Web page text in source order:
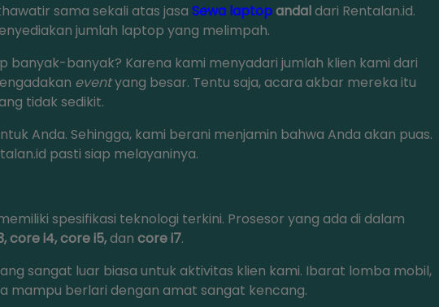
sama sekali atas jasa Sewa laptopandaldari Rentalan.id.
jumlah laptop yang melimpah.
banyak? Karena kami menyadari jumlah klien kami dari
eventyang besar. Tentu saja, acara akbar mereka itu
tidak sedikit.
Anda. Sehingga, kami berani menjamin bahwa Anda akan puas.
pasti siap melayaninya.
spesifikasi teknologi terkini. Prosesor yang ada di dalam
core i4, core i5,dan core i7.
sangat luar biasa untuk aktivitas klien kami. Ibarat lomba mobil,
mampu berlari dengan amat sangat kencang.